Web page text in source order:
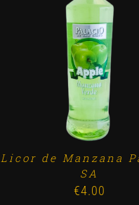
ADD TO CART /
Licor de Manzana
SA
€4.00